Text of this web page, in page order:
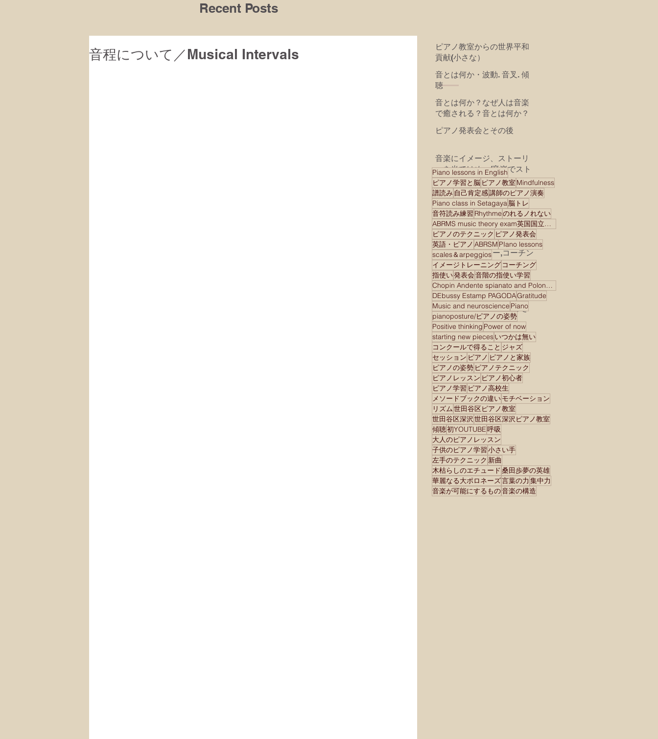
Recent Posts
ピアノ教室からの世界平和
貢献(小さな）
音とは何か・波動. 音叉. 傾
聴
音とは何か？なぜ人は音楽
で癒される？音とは何か？
の学びとレッスンでの共
Madoka Yoshida piano
studioより2024年が皆様に
とって素晴らしい年になり
ます様に！
ピアノ発表会とその後
音楽にイメージ、ストーリ
ーを当てはめ、/音楽でスト
ーリーを語る
腹式呼吸の効用 演奏に
健康に！
マインドフルネスは愛/
Mindfulness is Love
Mindfulness is Love(
undivided attention！)
BeethovenとAnthony
Robbins メンター,コーチン
グ、 モチベーショナルス
ピーカー
新しい曲を始める/ Goal
Setting＆Planning
音楽家として生き、音楽家
として生き切る、桑田歩さ
んの英雄”再臨”コンサート
から私が学んだこと
音程について／Musical Intervals
Piano lessons in English
ピアノ学習と脳 ピアノ教室 Mindfulness
譜読み 自己肯定感講師のピアノ演奏
Piano class in Setagaya脳トレ
音符読み練習 Rhythmeのれるノれない
ABRMS music theory exam英国国立音楽院検定試験
ピアノのテクニック ピアノ発表会
英語・ピアノ ABRSM PIano lessons
scales＆arpeggios
イメージトレーニング コーチング
指使い発表会音階の指使い学習
Chopin Andente spianato and Polonaise brilliant
DEbussy Estamp PAGODAGratitude
Music and neuroscience Piano
pianoposture/ピアノの姿勢
Positive thinking Power of now
starting new piecesいつかは無い
コンクールで得ること ジャズ
セッション ピアノ ピアノと家族
ピアノの姿勢 ピアノテクニック
ピアノレッスン ピアノ初心者
ピアノ学習 ピアノ高校生
メソードブックの違いモチベーション
リズム世田谷区ピアノ教室
世田谷区深沢 世田谷区深沢ピアノ教室
傾聴初YOUTUBE呼吸
大人のピアノレッスン
子供のピアノ学習小さい手
左手のテクニック 新曲
木枯らしのエチュード 桑田歩夢の英雄
華麗なる大ポロネーズ言葉の力 集中力
音楽が可能にするもの音楽の構造